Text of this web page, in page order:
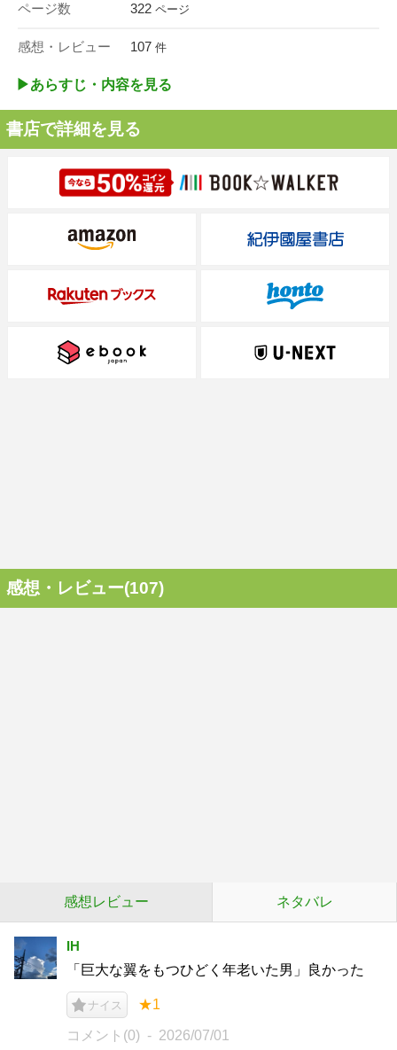
ページ数 322 ページ
感想・レビュー 107 件
▶︎あらすじ・内容を見る
書店で詳細を見る
感想・レビュー(107)
感想レビュー ネタバレ
IH
「巨大な翼をもつひどく年老いた男」良かった
ナイス ★1
コメント(0) 2026/07/01